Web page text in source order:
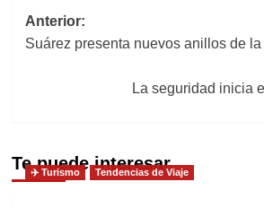
Navegación
de
entradas
Anterior:
Suárez presenta nuevos anillos de
La seguridad inicia
Te puede interesar
✈️ Turismo Tendencias de Viaje